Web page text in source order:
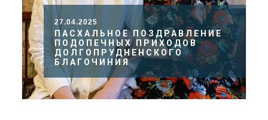
27.04.2025
ПАСХАЛЬНОЕ ПОЗДРАВЛЕНИЕ
ПОДОПЕЧНЫХ ПРИХОДОВ
ДОЛГОПРУДНЕНСКОГО
БЛАГОЧИНИЯ